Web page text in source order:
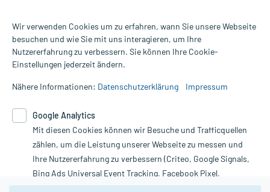
Alle Preise gelten inkl. MwSt., ggf. zzgl. Versandkosten
Informationen auf dieser Website werden ausschließlich für
die Untersuchung und Behandlung durch einen Arzt. Bitte
Therapien eingeleitet werden können. | Diese Webseite benutzt
Google Analytics. Lesen Sie bitte dazu die wichtigen Hinweise in
unserer Datenschutzerklärung. Für den Widerruf einer Bestellung
nutzen Sie das Formular:
Vertrag widerrufen
Wir verwenden Cookies um zu erfahren, wann Sie unsere Webseite
besuchen und wie Sie mit uns interagieren, um Ihre
Nutzererfahrung zu verbessern. Sie können Ihre Cookie-
Einstellungen jederzeit ändern.
Nähere Informationen: Datenschutzerklärung Impressum
Google Analytics
Mit diesen Cookies können wir Besuche und Trafficquellen
zählen, um die Leistung unserer Webseite zu messen und
Ihre Nutzererfahrung zu verbessern (Criteo, Google Signals,
Bing Ads Universal Event Tracking, Facebook Pixel,
Youtube-Social Plugin).